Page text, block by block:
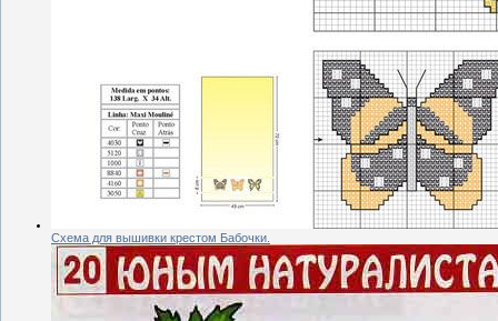
Схема для вышивки крестом Бабочки.